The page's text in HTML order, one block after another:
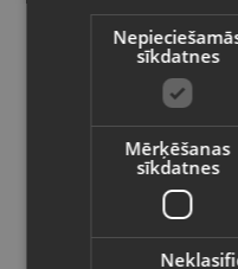
Xiaomi Redmi Note
valodā
Valsts
Latviešu /
sīkdatnes
Mērķēšanas
sīkdatnes